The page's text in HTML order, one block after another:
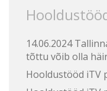
14.06.2024
tõttu võib olla
Hooldustööd iTV